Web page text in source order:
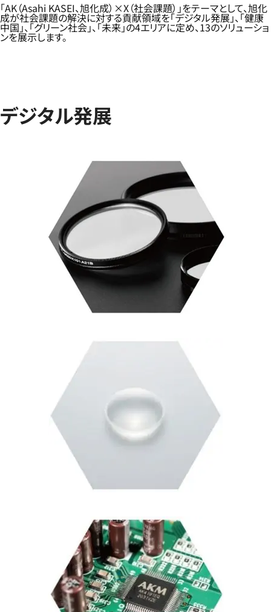
「AK（Asahi KASEI、旭化成）×X（社会課題）」をテーマとして、旭化
成が社会課題の解決に対する貢献領域を「デジタル発展」、「健康
中国」、「グリーン社会」、「未来」の4エリアに定め、13のソリューショ
ンを展示します。
デジタル発展